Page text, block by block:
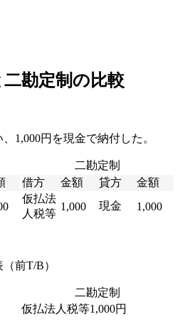
勘定制の比較
1,000円を現金で納付した。
二勘定制
借方 金額 貸方
金額
仮払法
人税等
1,000 現金 1,000
前T/B）
二勘定制
仮払法人税等1,000円